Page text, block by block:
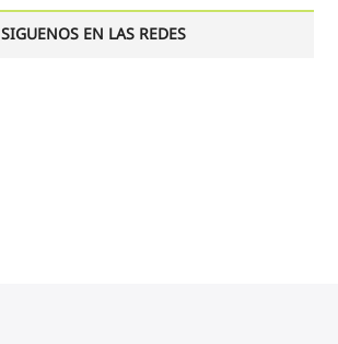
SIGUENOS EN LAS REDES